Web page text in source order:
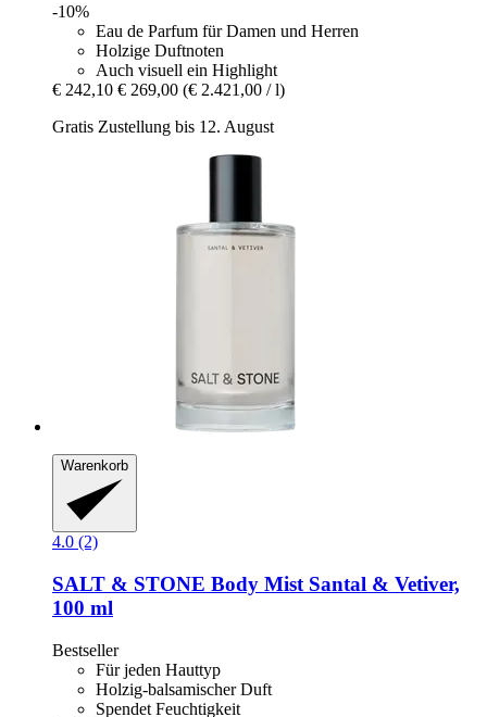
-10%
Eau de Parfum für Damen und Herren
Holzige Duftnoten
Auch visuell ein Highlight
€ 242,10 € 269,00 (€ 2.421,00 / l)
Gratis Zustellung bis 12. August
Warenkorb
4.0 (2)
SALT & STONE Body Mist Santal & Vetiver,
100 ml
Bestseller
Für jeden Hauttyp
Holzig-balsamischer Duft
Spendet Feuchtigkeit